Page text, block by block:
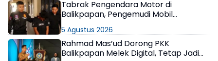
Tabrak Pengendara Motor di
Balikpapan, Pengemudi Mobil
5 Agustus 2026
Rahmad Mas’ud Dorong PKK
Balikpapan Melek Digital, Tetap Jadi